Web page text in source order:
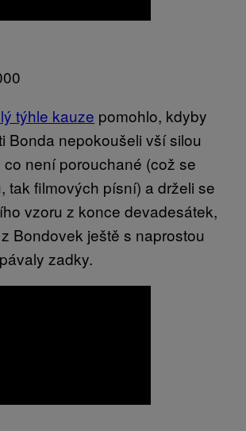
týhle kauze pomohlo, kdyby
Bonda nepokoušeli vší silou
není porouchané (což se
tak filmových písní) a drželi se
vzoru z konce devadesátek,
Bondovek ještě s naprostou
zadky.